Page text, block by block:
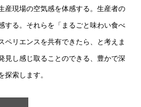
産現場の空気感を体感する。生産者の
する。それらを「まるごと味わい食べ
ペリエンスを共有できたら、と考えま
見し感じ取ることのできる、豊かで深
探索します。